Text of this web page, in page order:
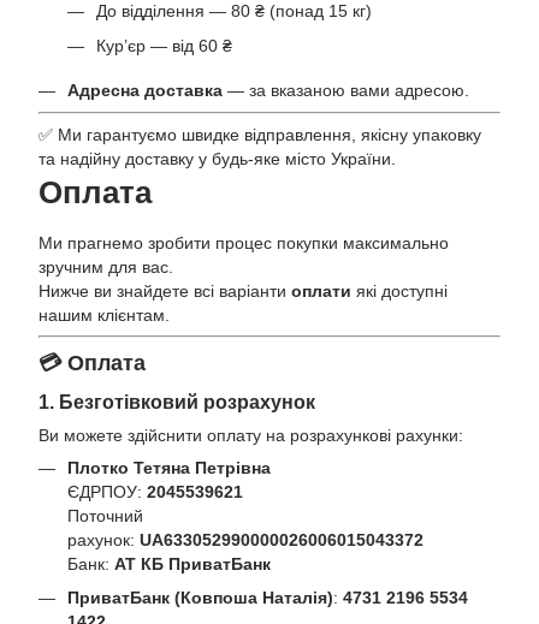
До відділення — 80 ₴ (понад 15 кг)
Кур’єр — від 60 ₴
Адресна доставка — за вказаною вами адресою.
✅ Ми гарантуємо швидке відправлення, якісну упаковку
та надійну доставку у будь-яке місто України.
Оплата
Ми прагнемо зробити процес покупки максимально
зручним для вас.
Нижче ви знайдете всі варіанти оплати які доступні
нашим клієнтам.
💳 Оплата
1. Безготівковий розрахунок
Ви можете здійснити оплату на розрахункові рахунки:
Плотко Тетяна Петрівна
ЄДРПОУ: 2045539621
Поточний
рахунок: UA633052990000026006015043372
Банк: АТ КБ ПриватБанк
ПриватБанк (Ковпоша Наталія): 4731 2196 5534